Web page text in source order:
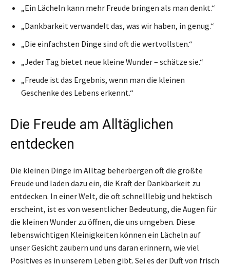
„Ein Lächeln kann mehr Freude bringen als man denkt.“
„Dankbarkeit verwandelt das, was wir haben, in genug.“
„Die einfachsten Dinge sind oft die wertvollsten.“
„Jeder Tag bietet neue kleine Wunder – schätze sie.“
„Freude ist das Ergebnis, wenn man die kleinen
Geschenke des Lebens erkennt.“
Die Freude am Alltäglichen
entdecken
Die kleinen Dinge im Alltag beherbergen oft die größte
Freude und laden dazu ein, die Kraft der Dankbarkeit zu
entdecken. In einer Welt, die oft schnelllebig und hektisch
erscheint, ist es von wesentlicher Bedeutung, die Augen für
die kleinen Wunder zu öffnen, die uns umgeben. Diese
lebenswichtigen Kleinigkeiten können ein Lächeln auf
unser Gesicht zaubern und uns daran erinnern, wie viel
Positives es in unserem Leben gibt. Sei es der Duft von frisch